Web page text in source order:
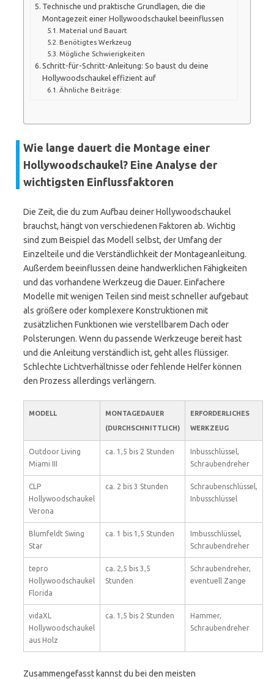
Technische und praktische Grundlagen, die die
Montagezeit einer Hollywoodschaukel beeinflussen
Material und Bauart
Benötigtes Werkzeug
Mögliche Schwierigkeiten
Schritt-für-Schritt-Anleitung: So baust du deine
Hollywoodschaukel effizient auf
Ähnliche Beiträge:
Wie lange dauert die Montage einer
Hollywoodschaukel? Eine Analyse der
wichtigsten Einflussfaktoren
Die Zeit, die du zum Aufbau deiner Hollywoodschaukel
brauchst, hängt von verschiedenen Faktoren ab. Wichtig
sind zum Beispiel das Modell selbst, der Umfang der
Einzelteile und die Verständlichkeit der Montageanleitung.
Außerdem beeinflussen deine handwerklichen Fähigkeiten
und das vorhandene Werkzeug die Dauer. Einfachere
Modelle mit wenigen Teilen sind meist schneller aufgebaut
als größere oder komplexere Konstruktionen mit
zusätzlichen Funktionen wie verstellbarem Dach oder
Polsterungen. Wenn du passende Werkzeuge bereit hast
und die Anleitung verständlich ist, geht alles flüssiger.
Schlechte Lichtverhältnisse oder fehlende Helfer können
den Prozess allerdings verlängern.
MODELL
MONTAGEDAUER
(DURCHSCHNITTLICH)
ERFORDERLICHES
WERKZEUG
Outdoor Living
Miami III
ca. 1,5 bis 2 Stunden
Inbusschlüssel,
Schraubendreher
CLP
Hollywoodschaukel
Verona
ca. 2 bis 3 Stunden
Schraubenschlüssel,
Inbusschlüssel
Blumfeldt Swing
Star
ca. 1 bis 1,5 Stunden
Imbusschlüssel,
Schraubendreher
tepro
Hollywoodschaukel
Florida
ca. 2,5 bis 3,5
Stunden
Schraubendreher,
eventuell Zange
vidaXL
Hollywoodschaukel
aus Holz
ca. 1,5 bis 2 Stunden
Hammer,
Schraubendreher
Zusammengefasst kannst du bei den meisten